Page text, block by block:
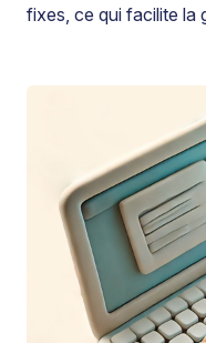
fixes, ce qui facilite la